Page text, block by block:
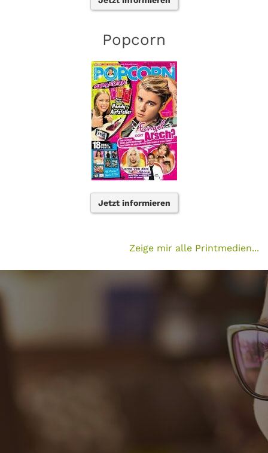
Popcorn
Jetzt informieren
Zeige mir alle Printmedien...